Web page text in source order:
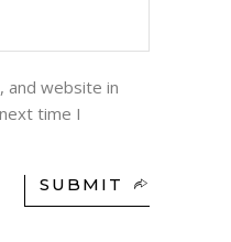
and website in
time I
SUBMIT